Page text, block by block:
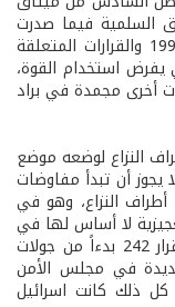
السلمية فيما صدرت
القرارات الأخرى مثل قرار تحرير الكويت عام 1990 والقرارات المتعلقة
يفرض استخدام القوة،
أخرى مجمدة في براد
بين أطراف النزاع لوضعه موضع
يجوز أن تبدأ مفاوضات
النزاع، وهو في
لا أساس لها في
نص القرار. لقد جرت مفاوضات طويلة حول القرار 242 بدءاً من جولات
عديدة في مجلس الأمن
كل ذلك كانت اسرائيل